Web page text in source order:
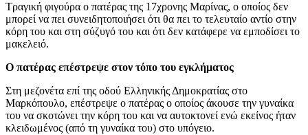
Τραγική φιγούρα ο πατέρας της 17χρονης Μαρίνας, ο οποίος δεν
μπορεί να πει συνειδητοποιήσει ότι θα πει το τελευταίο αντίο στην
κόρη του και στη σύζυγό του και ότι δεν κατάφερε να εμποδίσει το
μακελειό.
Ο πατέρας επέστρεψε στον τόπο του εγκλήματος
Στη μεζονέτα επί της οδού Ελληνικής Δημοκρατίας στο
Μαρκόπουλο, επέστρεψε ο πατέρας ο οποίος άκουσε την γυναίκα
του να σκοτώνει την κόρη του και να αυτοκτονεί ενώ εκείνος ήταν
κλειδωμένος (από τη γυναίκα του) στο υπόγειο.